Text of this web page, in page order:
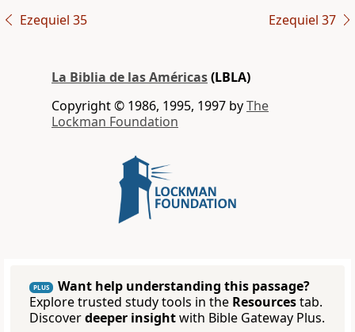
Ezequiel 35 Ezequiel 37
La Biblia de las Américas(LBLA)
Copyright © 1986, 1995, 1997 byThe
Lockman Foundation
PLUS
Want help understanding this passage?
Explore trusted study tools in the Resourcestab.
Discoverdeeper insightwith Bible Gateway Plus.